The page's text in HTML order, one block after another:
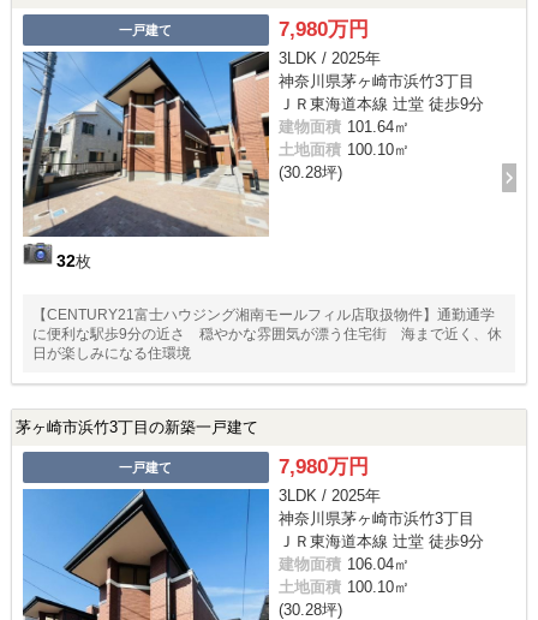
一戸建て
32枚
7,980万円
3LDK / 2025年
神奈川県茅ヶ崎市浜竹3丁目
ＪＲ東海道本線 辻堂 徒歩9分
建物面積 101.64㎡
土地面積 100.10㎡
(30.28坪)
【CENTURY21富士ハウジング湘南モールフィル店取扱物件】通勤通学
に便利な駅歩9分の近さ 穏やかな雰囲気が漂う住宅街 海まで近く、休
日が楽しみになる住環境
茅ヶ崎市浜竹3丁目の新築一戸建て
一戸建て 7,980万円
3LDK / 2025年
神奈川県茅ヶ崎市浜竹3丁目
ＪＲ東海道本線 辻堂 徒歩9分
建物面積 106.04㎡
土地面積 100.10㎡
(30.28坪)